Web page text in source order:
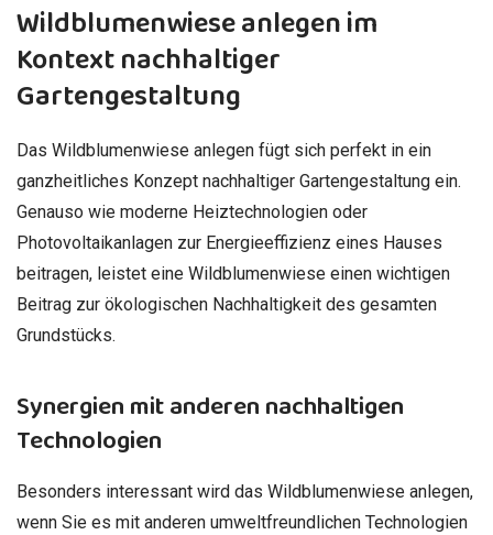
Wildblumenwiese anlegen im
Kontext nachhaltiger
Gartengestaltung
Das Wildblumenwiese anlegen fügt sich perfekt in ein
ganzheitliches Konzept nachhaltiger Gartengestaltung ein.
Genauso wie moderne Heiztechnologien oder
Photovoltaikanlagen zur Energieeffizienz eines Hauses
beitragen, leistet eine Wildblumenwiese einen wichtigen
Beitrag zur ökologischen Nachhaltigkeit des gesamten
Grundstücks.
Synergien mit anderen nachhaltigen
Technologien
Besonders interessant wird das Wildblumenwiese anlegen,
wenn Sie es mit anderen umweltfreundlichen Technologien